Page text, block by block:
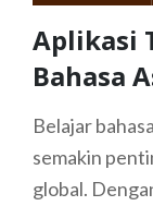
ON
Aplikasi
Bahasa
Belajar
semakin
global.